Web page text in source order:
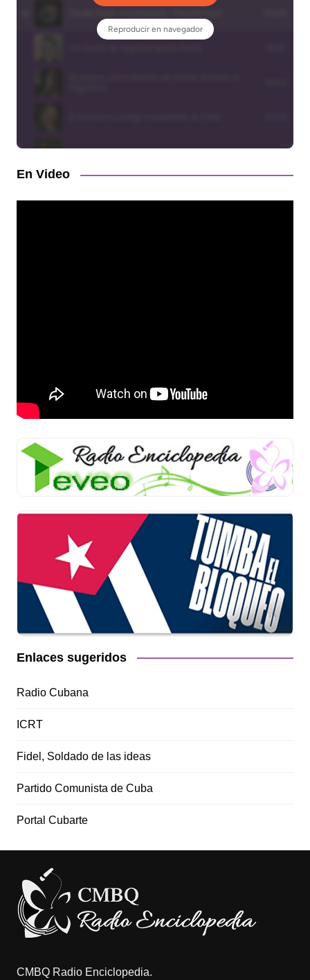
En Video
Enlaces sugeridos
Radio Cubana
ICRT
Fidel, Soldado de las ideas
Partido Comunista de Cuba
Portal Cubarte
CMBQ Radio Enciclopedia.